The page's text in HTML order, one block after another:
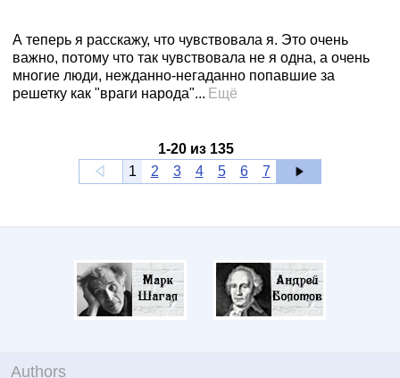
А теперь я расскажу, что чувствовала я. Это очень
важно, потому что так чувствовала не я одна, а очень
многие люди, нежданно-негаданно попавшие за
решетку как "враги народа"... Ещё
1-20из 135
1
2 3 4 5 6 7
Authors